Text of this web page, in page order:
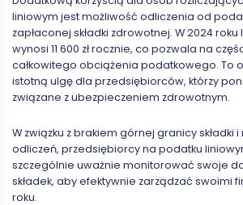
liniowym jest możliwość odliczenia od
zapłaconej składki zdrowotnej. W 2024
wynosi 11 600 zł rocznie, co pozwala na
całkowitego obciążenia podatkowego. To
istotną ulgę dla przedsiębiorców, którzy
związane z ubezpieczeniem zdrowotnym.
W związku z brakiem górnej granicy składki
odliczeń, przedsiębiorcy na podatku
szczególnie uważnie monitorować swoje
składek, aby efektywnie zarządzać swoimi
roku.